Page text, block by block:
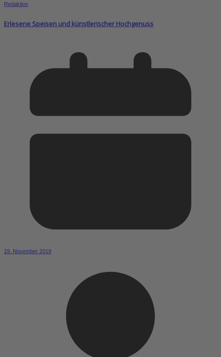
Redaktion
Erlesene Speisen und künstlerischer Hochgenuss
19. November 2019